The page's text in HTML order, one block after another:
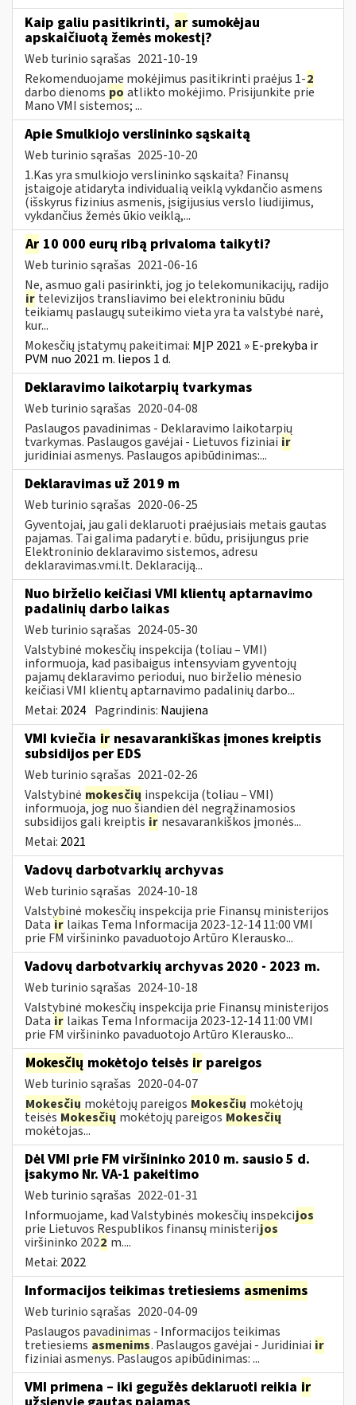
Kaip galiu pasitikrinti, ar sumokėjau
apskaičiuotą žemės mokestį?
Web turinio sąrašas 2021-10-19
Rekomenduojame mokėjimus pasitikrinti praėjus 1-2
darbo dienoms po atlikto mokėjimo. Prisijunkite prie
Mano VMI sistemos; ...
Apie Smulkiojo verslininko sąskaitą
Web turinio sąrašas 2025-10-20
1.Kas yra smulkiojo verslininko sąskaita? Finansų
įstaigoje atidaryta individualią veiklą vykdančio asmens
(išskyrus fizinius asmenis, įsigijusius verslo liudijimus,
vykdančius žemės ūkio veiklą,...
Ar 10 000 eurų ribą privaloma taikyti?
Web turinio sąrašas 2021-06-16
Ne, asmuo gali pasirinkti, jog jo telekomunikacijų, radijo
ir televizijos transliavimo bei elektroniniu būdu
teikiamų paslaugų suteikimo vieta yra ta valstybė narė,
kur...
Mokesčių įstatymų pakeitimai: MĮP 2021 » E-prekyba ir
PVM nuo 2021 m. liepos 1 d.
Deklaravimo laikotarpių tvarkymas
Web turinio sąrašas 2020-04-08
Paslaugos pavadinimas - Deklaravimo laikotarpių
tvarkymas. Paslaugos gavėjai - Lietuvos fiziniai ir
juridiniai asmenys. Paslaugos apibūdinimas:...
Deklaravimas už 2019 m
Web turinio sąrašas 2020-06-25
Gyventojai, jau gali deklaruoti praėjusiais metais gautas
pajamas. Tai galima padaryti e. būdu, prisijungus prie
Elektroninio deklaravimo sistemos, adresu
deklaravimas.vmi.lt. Deklaraciją...
Nuo birželio keičiasi VMI klientų aptarnavimo
padalinių darbo laikas
Web turinio sąrašas 2024-05-30
Valstybinė mokesčių inspekcija (toliau – VMI)
informuoja, kad pasibaigus intensyviam gyventojų
pajamų deklaravimo periodui, nuo birželio mėnesio
keičiasi VMI klientų aptarnavimo padalinių darbo...
Metai: 2024 Pagrindinis: Naujiena
VMI kviečia ir nesavarankiškas įmones kreiptis
subsidijos per EDS
Web turinio sąrašas 2021-02-26
Valstybinė mokesčių inspekcija (toliau – VMI)
informuoja, jog nuo šiandien dėl negrąžinamosios
subsidijos gali kreiptis ir nesavarankiškos įmonės...
Metai: 2021
Vadovų darbotvarkių archyvas
Web turinio sąrašas 2024-10-18
Valstybinė mokesčių inspekcija prie Finansų ministerijos
Data ir laikas Tema Informacija 2023-12-14 11:00 VMI
prie FM viršininko pavaduotojo Artūro Klerausko...
Vadovų darbotvarkių archyvas 2020 - 2023 m.
Web turinio sąrašas 2024-10-18
Valstybinė mokesčių inspekcija prie Finansų ministerijos
Data ir laikas Tema Informacija 2023-12-14 11:00 VMI
prie FM viršininko pavaduotojo Artūro Klerausko...
Mokesčių mokėtojo teisės ir pareigos
Web turinio sąrašas 2020-04-07
Mokesčių mokėtojų pareigos Mokesčių mokėtojų
teisėsMokesčių mokėtojų pareigosMokesčių
mokėtojas...
Dėl VMI prie FM viršininko 2010 m. sausio 5 d.
įsakymo Nr. VA-1 pakeitimo
Web turinio sąrašas 2022-01-31
Informuojame, kad Valstybinės mokesčių inspekcijos
prie Lietuvos Respublikos finansų ministerijos
viršininko 2022 m....
Metai: 2022
Informacijos teikimas tretiesiems asmenims
Web turinio sąrašas 2020-04-09
Paslaugos pavadinimas - Informacijos teikimas
tretiesiems asmenims. Paslaugos gavėjai - Juridiniai ir
fiziniai asmenys. Paslaugos apibūdinimas: ...
VMI primena – iki gegužės deklaruoti reikia ir